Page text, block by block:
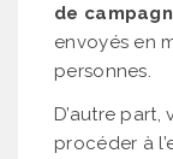
de
envoyés en
personnes.
D’autre
procéder à